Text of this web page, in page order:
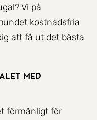
Vi på
kostnadsfria
att få ut det bästa
med
förmånligt för